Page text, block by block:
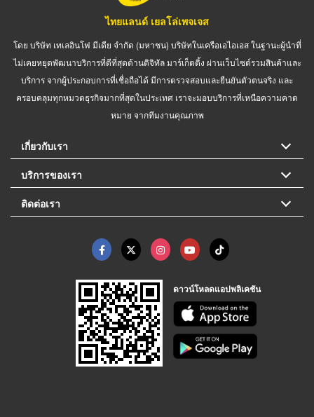
ไทยแลนด์ เยลโล่เพจเจส
โดย บริษัท เทเลอินโฟ มีเดีย จำกัด (มหาชน) บริษัทในเครือเอไอเอส ในฐานะผู้นำที่
ไม่เคยหยุดพัฒนาบริการที่ดีที่สุดด้านดิจิทัล มาร์เก็ตติ้ง ผ่านเว็บไซต์รวมสินค้าและ
บริการ จากผู้ประกอบการที่เชื่อถือได้ มีการตรวจสอบและยืนยันตัวตนจริง และ
ครอบคลุมทุกหมวดธุรกิจมากที่สุดในประเทศ เราจะมอบบริการที่เหนือความคาด
หมาย จากทีมงานคุณภาพ
เกี่ยวกับเรา
บริการของเรา
ติดต่อเรา
ดาวน์โหลดแอปพลิเคชัน